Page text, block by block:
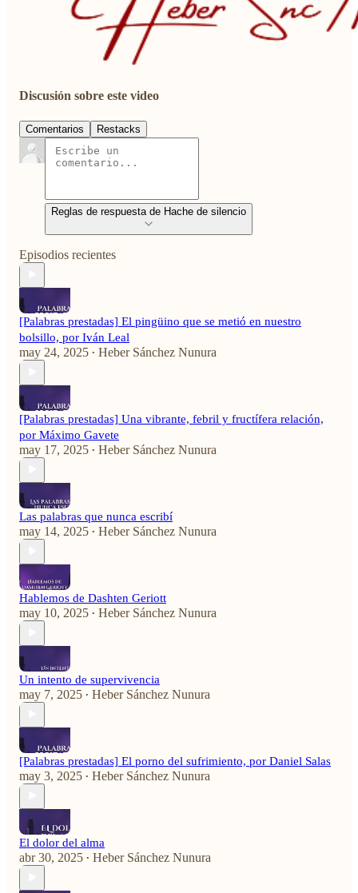
Discusión sobre este video
Comentarios Restacks
Reglas de respuesta de Hache de silencio
Episodios recientes
[Palabras prestadas] El pingüino que se metió en nuestro
bolsillo, por Iván Leal
may 24, 2025 • Heber Sánchez Nunura
[Palabras prestadas] Una vibrante, febril y fructífera relación,
por Máximo Gavete
may 17, 2025 • Heber Sánchez Nunura
Las palabras que nunca escribí
may 14, 2025 • Heber Sánchez Nunura
Hablemos de Dashten Geriott
may 10, 2025 • Heber Sánchez Nunura
Un intento de supervivencia
may 7, 2025 • Heber Sánchez Nunura
[Palabras prestadas] El porno del sufrimiento, por Daniel Salas
may 3, 2025 • Heber Sánchez Nunura
El dolor del alma
abr 30, 2025 • Heber Sánchez Nunura